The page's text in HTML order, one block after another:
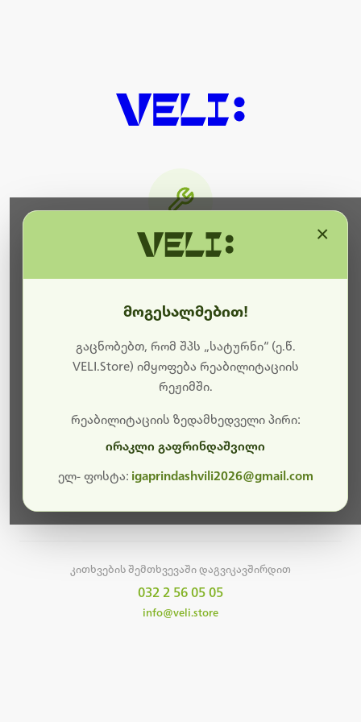
ბოდიშს გიხდით შეფერხებისთვის. ამჟამად
მიმდინარეობს საიტის განახლება და ტექნიკური
სამუშაოები.
მალე ისევ ხელმისაწვდომი იქნება. გმადლობთ
კითხვების შემთხვევაში დაგვიკავშირდით
032 2 56 05 05
info@veli.store
მოგესალმებით!
გაცნობებთ, რომ შპს „სატურნი“ (ე.წ.
VELI.Store) იმყოფება რეაბილიტაციის
რეჟიმში.
რეაბილიტაციის ზედამხედველი პირი:
ირაკლი გაფრინდაშვილი
ელ- ფოსტა: igaprindashvili2026@gmail.com
×